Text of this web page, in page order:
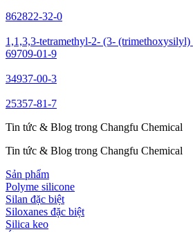
862822-32-0
1,1,3,3-tetramethyl-2- (3- (trimethoxysilyl)
69709-01-9
34937-00-3
25357-81-7
Tin tức & Blog trong Changfu Chemical
Tin tức & Blog trong Changfu Chemical
Sản phẩm
Polyme silicone
Silan đặc biệt
Siloxanes đặc biệt
Silica keo